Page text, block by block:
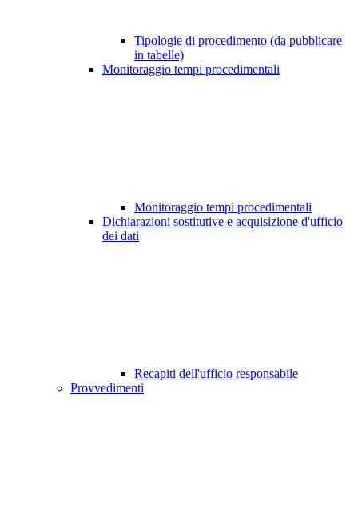
Tipologie di procedimento (da pubblicare
in tabelle)
Monitoraggio tempi procedimentali
Monitoraggio tempi procedimentali
Dichiarazioni sostitutive e acquisizione d'ufficio
dei dati
Recapiti dell'ufficio responsabile
Provvedimenti